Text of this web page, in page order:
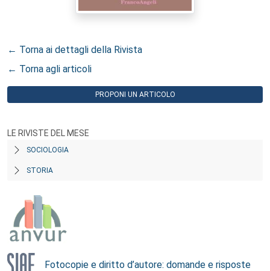
← Torna ai dettagli della Rivista
← Torna agli articoli
PROPONI UN ARTICOLO
LE RIVISTE DEL MESE
SOCIOLOGIA
STORIA
Fotocopie e diritto d’autore: domande e risposte